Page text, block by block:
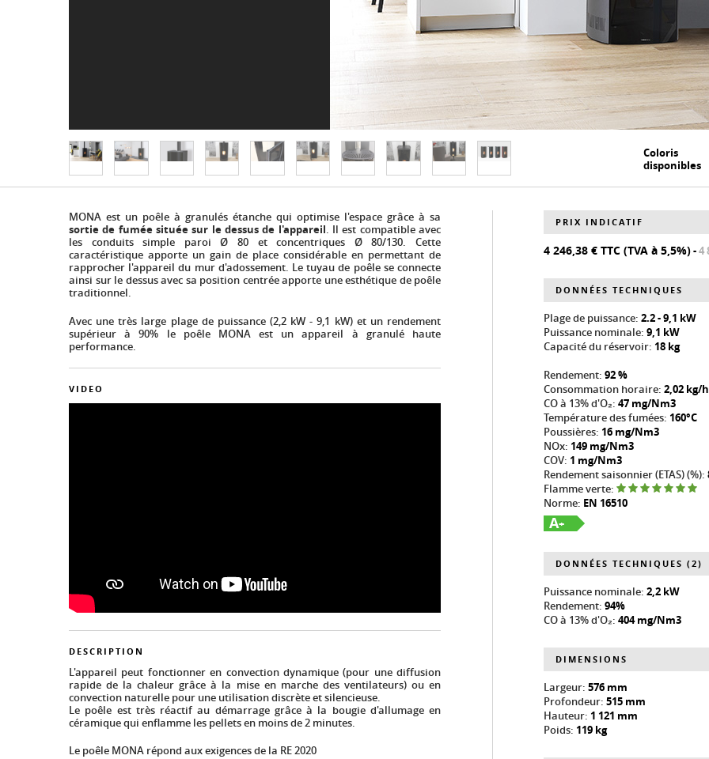
MONA est un poêle à granulés étanche qui optimise l'espace grâce à sa
sortie de fumée située sur le dessus de l'appareil. Il est compatible avec
les conduits simple paroi Ø 80 et concentriques Ø 80/130. Cette
caractéristique apporte un gain de place considérable en permettant de
rapprocher l'appareil du mur d'adossement. Le tuyau de poêle se connecte
ainsi sur le dessus avec sa position centrée apporte une esthétique de poêle
traditionnel.
Avec une très large plage de puissance (2,2 kW - 9,1 kW) et un rendement
supérieur à 90% le poêle MONA est un appareil à granulé haute
performance.
VIDEO
DESCRIPTION
L'appareil peut fonctionner en convection dynamique (pour une diffusion
rapide de la chaleur grâce à la mise en marche des ventilateurs) ou en
convection naturelle pour une utilisation discrète et silencieuse.
Le poêle est très réactif au démarrage grâce à la bougie d'allumage en
céramique qui enflamme les pellets en moins de 2 minutes.
Le poêle MONA répond aux exigences de la RE 2020
PRIX INDICATIF
4 246,38 € TTC (TVA à 5,5%)-4
DONNÉES TECHNIQUES
Plage de puissance: 2.2 - 9,1 kW
Puissance nominale: 9,1 kW
Capacité du réservoir: 18 kg
Rendement: 92 %
Consommation horaire: 2,02 kg/h
CO à 13% d'O₂: 47 mg/Nm3
Température des fumées: 160°C
Poussières: 16 mg/Nm3
NOx: 149 mg/Nm3
COV: 1 mg/Nm3
Rendement saisonnier (ETAS) (%):
Flamme verte:
Norme: EN 16510
A+
DONNÉES TECHNIQUES (2)
Puissance nominale: 2,2 kW
Rendement: 94%
CO à 13% d'O₂: 404 mg/Nm3
DIMENSIONS
Largeur: 576 mm
Profondeur: 515 mm
Hauteur: 1 121 mm
Poids: 119 kg